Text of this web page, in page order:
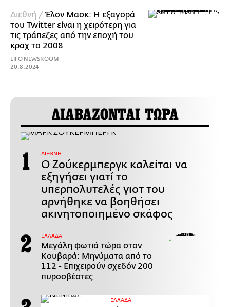
Διεθνή /Έλον Μασκ: Η εξαγορά
του Twitter είναι η χειρότερη για
τις τράπεζες από την εποχή του
κραχ το 2008
LIFO NEWSROOM
20.8.2024
ΔΙΑΒΑΖΟΝΤΑΙ ΤΩΡΑ
ΔΙΕΘΝΗ
Ο Ζούκερμπεργκ καλείται να
εξηγήσει γιατί το
υπερπολυτελές γιοτ του
αρνήθηκε να βοηθήσει
ακινητοποιημένο σκάφος
ΕΛΛΑΔΑ
Μεγάλη φωτιά τώρα στον
Κουβαρά: Μηνύματα από το
112 - Επιχειρούν σχεδόν 200
πυροσβέστες
ΕΛΛΑΔΑ